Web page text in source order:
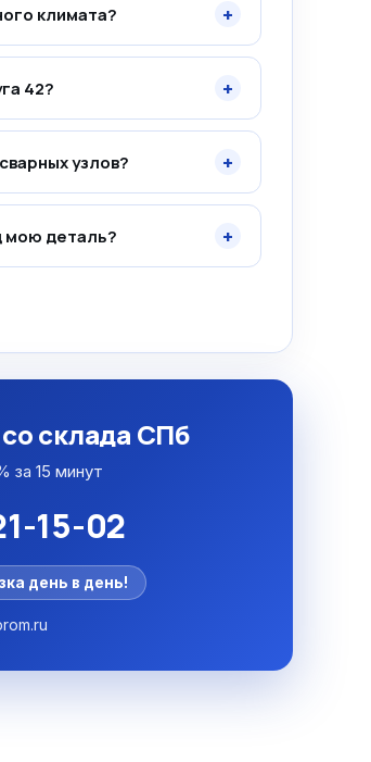
климата? +
42? +
узлов? +
мою деталь? +
склада СПб
за 15 минут
15-02
день в день!